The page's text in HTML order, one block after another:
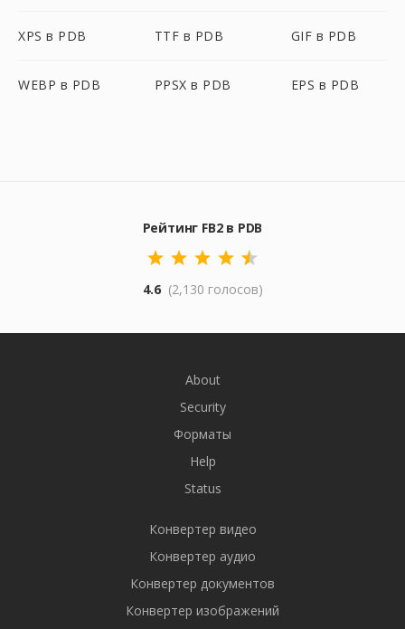
XPS в PDB TTF в PDB GIF в PDB
WEBP в PDB PPSX в PDB EPS в PDB
Рейтинг FB2 в PDB
4.6 (2,130 голосов)
About
Security
Форматы
Help
Status
Конвертер видео
Конвертер аудио
Конвертер документов
Конвертер изображений